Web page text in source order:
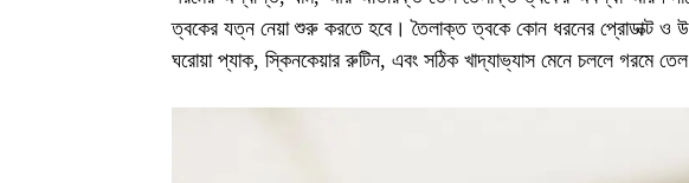
ত্বকের যত্ন নেয়া শুরু করতে হবে। তৈলাক্ত ত্বকে কোন ধরনের প্রোডাক্ট ও
ঘরোয়া প্যাক, স্কিনকেয়ার রুটিন, এবং সঠিক খাদ্যাভ্যাস মেনে চললে গরমে